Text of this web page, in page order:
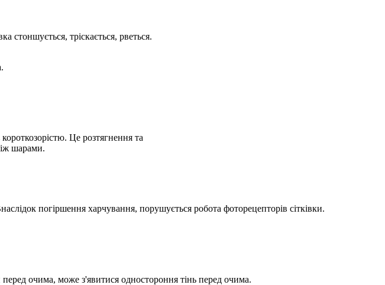
стоншується, тріскається, рветься.
Це розтягнення та
шарами.
погіршення харчування, порушується робота фоторецепторів сітківки.
очима, може з'явитися одностороння тінь перед очима.